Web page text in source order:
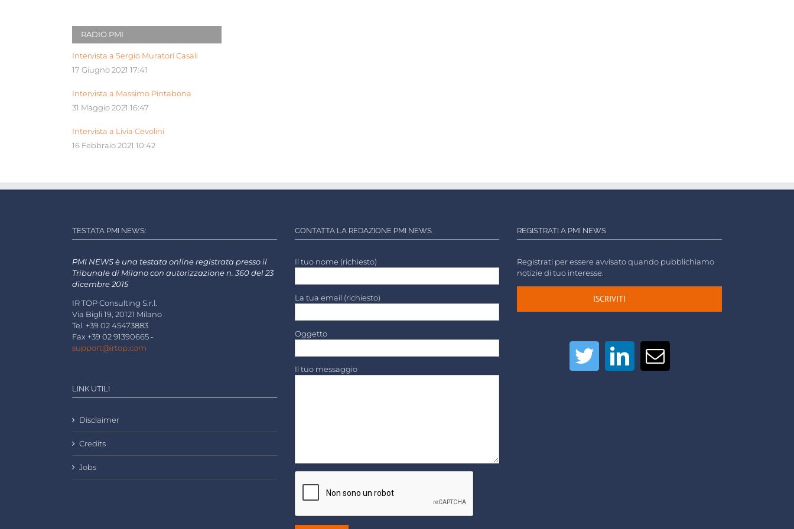
RADIO PMI
Intervista a Sergio Muratori Casali
17 Giugno 2021 17:41
Intervista a Massimo Pintabona
31 Maggio 2021 16:47
Intervista a Livia Cevolini
16 Febbraio 2021 10:42
TESTATA PMI NEWS:
PMI NEWS è una testata online registrata presso il
Tribunale di Milano con autorizzazione n. 360 del 23
dicembre 2015
IR TOP Consulting S.r.l.
Via Bigli 19, 20121 Milano
Tel. +39 02 45473883
Fax +39 02 91390665 -
support@irtop.com
LINK UTILI
Disclaimer
Credits
Jobs
CONTATTA LA REDAZIONE PMI NEWS
Il tuo nome (richiesto)
La tua email (richiesto)
Oggetto
Il tuo messaggio
REGISTRATI A PMI NEWS
Registrati per essere avvisato quando pubblichiamo
notizie di tuo interesse.
ISCRIVITI